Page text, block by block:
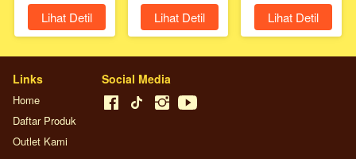
`Lihat Detil `Lihat Detil `Lihat Detil
Links
Home
Daftar Produk
Outlet Kami
Social Media